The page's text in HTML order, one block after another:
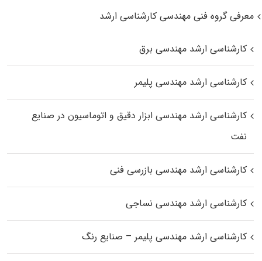
معرفی گروه فنی مهندسی کارشناسی ارشد
کارشناسی ارشد مهندسی برق
کارشناسی ارشد مهندسی پلیمر
کارشناسی ارشد مهندسی ابزار دقیق و اتوماسیون در صنایع
نفت
کارشناسی ارشد مهندسی بازرسی فنی
کارشناسی ارشد مهندسی نساجی
کارشناسی ارشد مهندسی پلیمر – صنایع رنگ